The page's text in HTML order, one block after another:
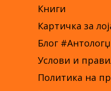
Книги
Картичка за
Блог
Услови и
Политика на